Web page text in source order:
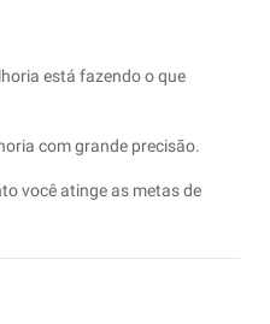
está fazendo o que
com grande precisão.
você atinge as metas de